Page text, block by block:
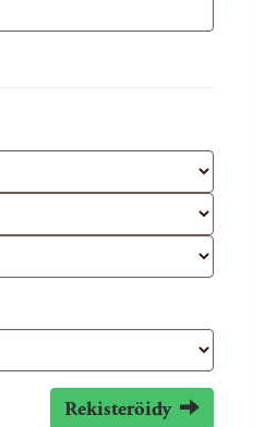
Rekisteröidy